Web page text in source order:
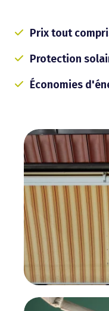
Prix tout
Protection
Économies